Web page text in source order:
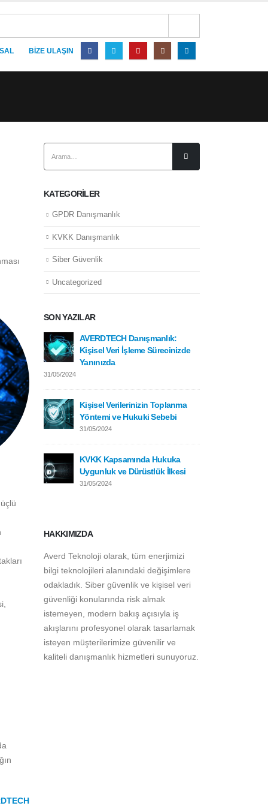
BIZE ULAŞIN
KATEGORILER
GPDR Danışmanlık
KVKK Danışmanlık
Siber Güvenlik
Uncategorized
SON YAZILAR
AVERDTECH Danışmanlık:
Kişisel Veri İşleme Sürecinizde
Yanınızda
31/05/2024
Kişisel Verilerinizin Toplanma
Yöntemi ve Hukuki Sebebi
31/05/2024
KVKK Kapsamında Hukuka
Uygunluk ve Dürüstlük İlkesi
31/05/2024
HAKKIMIZDA
Averd Teknoloji olarak, tüm enerjimizi
bilgi teknolojileri alanındaki değişimlere
odakladık. Siber güvenlik ve kişisel veri
güvenliği konularında risk almak
istemeyen, modern bakış açısıyla iş
akışlarını profesyonel olarak tasarlamak
isteyen müşterilerimize güvenilir ve
kaliteli danışmanlık hizmetleri sunuyoruz.